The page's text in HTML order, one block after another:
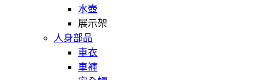
水壺
展示架
人身部品
車衣
車褲